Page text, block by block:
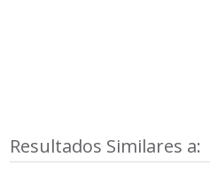
Resultados Similares a: